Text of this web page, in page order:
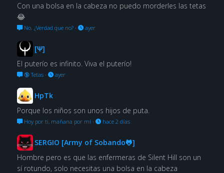
Con una bolsa en la cabeza no puedo morderles las tetas
😂
No. ¿Verdad que no?· ayer
[Ψ]
El puterío es infinito. Viva el puterío!
🔞 Tetas· ayer
HpTk
Porque los niños son unos hijos de puta.
Hoy por ti, mañana por mí· hace 2 días
SERGIO [Army of Sobando🐸]
Hombre pero es que las enfermeras de Silent Hill son un
sí rotundo, solo necesitas una bolsa en la cabeza